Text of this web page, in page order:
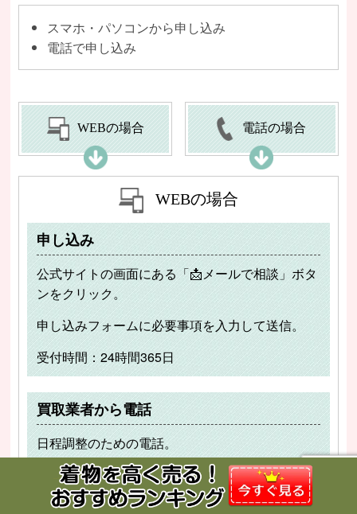
スマホ・パソコンから申し込み
電話で申し込み
WEBの場合 電話の場合
WEBの場合
申し込み
公式サイトの画面にある「📩メールで相談」ボタ
ンをクリック。
申し込みフォームに必要事項を入力して送信。
受付時間：24時間365日
買取業者から電話
日程調整のための電話。
買取品目・量・買取場所の確認・注意事項・着物
以外の物の買取の説明を受ける。